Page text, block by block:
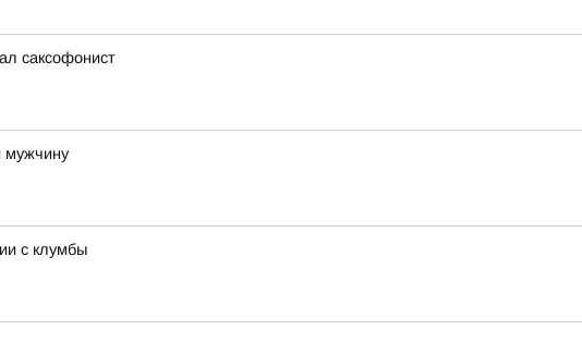
саксофонист
мужчину
с клумбы